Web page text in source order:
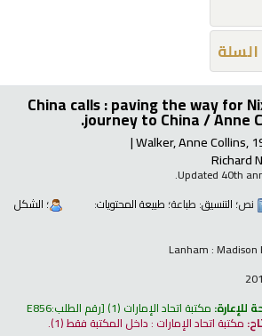
China calls : paving the way for
journey to China /Anne
Walker, Anne Collins,
Richard
Updated 40th
نص؛ التنسيق: طباعة؛ طبيعة المحتويات: ؛ الشكل
Lanham :
للإعارة: مكتبة اتحاد الإمارات (1) رقم الطلب:E856
مكتبة اتحاد الإمارات : داخل المكتبة فقط(1).